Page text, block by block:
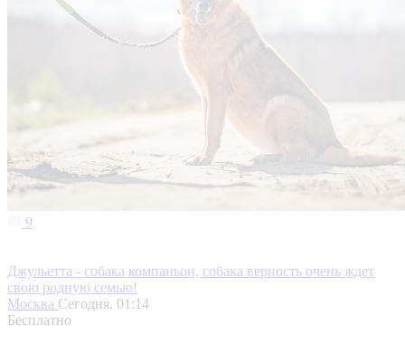
9
Джульетта - собака компаньон, собака верность очень ждет
свою родную семью!
Москва Сегодня, 01:14
Бесплатно